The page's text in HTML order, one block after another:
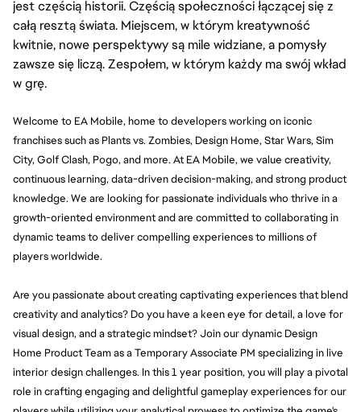
jest częścią historii. Częścią społeczności łączącej się z
całą resztą świata. Miejscem, w którym kreatywność
kwitnie, nowe perspektywy są mile widziane, a pomysły
zawsze się liczą. Zespołem, w którym każdy ma swój wkład
w grę.
Welcome to EA Mobile, home to developers working on iconic
franchises such as Plants vs. Zombies, Design Home, Star Wars, Sim
City, Golf Clash, Pogo, and more. At EA Mobile, we value creativity,
continuous learning, data-driven decision-making, and strong product
knowledge. We are looking for passionate individuals who thrive in a
growth-oriented environment and are committed to collaborating in
dynamic teams to deliver compelling experiences to millions of
players worldwide.
Are you passionate about creating captivating experiences that blend
creativity and analytics? Do you have a keen eye for detail, a love for
visual design, and a strategic mindset? Join our dynamic Design
Home Product Team as a Temporary Associate PM specializing in live
interior design challenges. In this 1 year position, you will play a pivotal
role in crafting engaging and delightful gameplay experiences for our